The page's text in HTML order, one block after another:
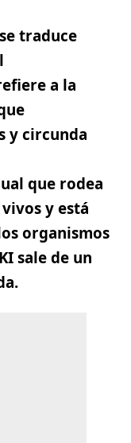
traduce
a la
y circunda
que rodea
y está
organismos
sale de un